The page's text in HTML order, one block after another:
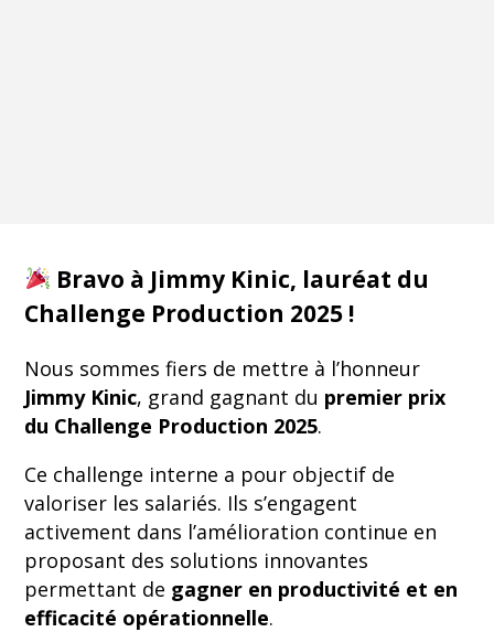
Bravo à Jimmy Kinic, lauréat du
Challenge Production 2025 !
Nous sommes fiers de mettre à l’honneur
Jimmy Kinic, grand gagnant du premier prix
du Challenge Production 2025.
Ce challenge interne a pour objectif de
valoriser les salariés. Ils s’engagent
activement dans l’amélioration continue en
proposant des solutions innovantes
permettant de gagner en productivité et en
efficacité opérationnelle.